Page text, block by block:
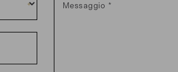
Messaggio